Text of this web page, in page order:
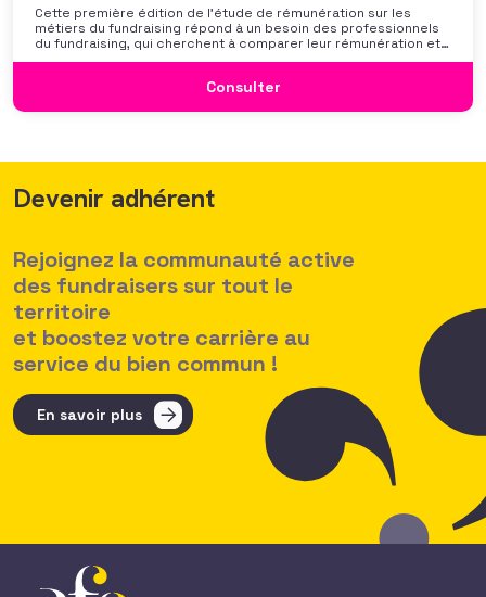
Cette première édition de l’étude de rémunération sur les
métiers du fundraising répond à un besoin des professionnels
du fundraising, qui cherchent à comparer leur rémunération et à
se positionner. Elle répond également à une préoccupation
des politiques salariales comme un enjeu majeur,
Consulter
Devenir adhérent
Rejoignez la communauté active
des fundraisers sur tout le
territoire
et boostez votre carrière au
service du bien commun !
En savoir plus